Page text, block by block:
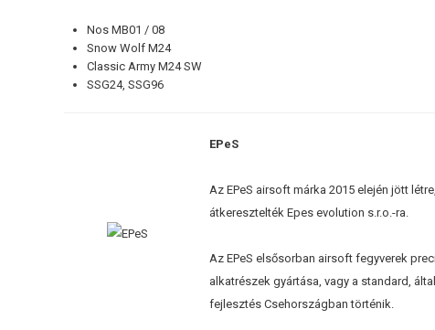
Nos MB01 / 08
Snow Wolf M24
Classic Army M24 SW
SSG24, SSG96
EPeS
Az EPeS airsoft márka 2015 elején jött
átkeresztelték Epes evolution s.r.o.-ra.
Az EPeS elsősorban airsoft fegyverek
alkatrészek gyártása, vagy a standard,
fejlesztés Csehországban történik.